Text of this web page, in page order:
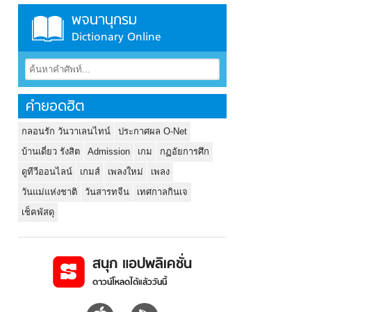
พจนานุกรม
Dictionary Online
คำยอดฮิต
กลอนรัก วันวาเลนไทน์
ประกาศผล O-Net
บ้านเดี่ยว รังสิต
Admission เกม
กฏอัยการศึก
ดูทีวีออนไลน์
เกมส์ เพลงใหม่
เพลง
วันแม่แห่งชาติ
วันสารทจีน
เทศกาลกินเจ
เช็คพัสดุ
สนุก แอปพลิเคชั่น
ดาวน์โหลดได้แล้ววันนี้